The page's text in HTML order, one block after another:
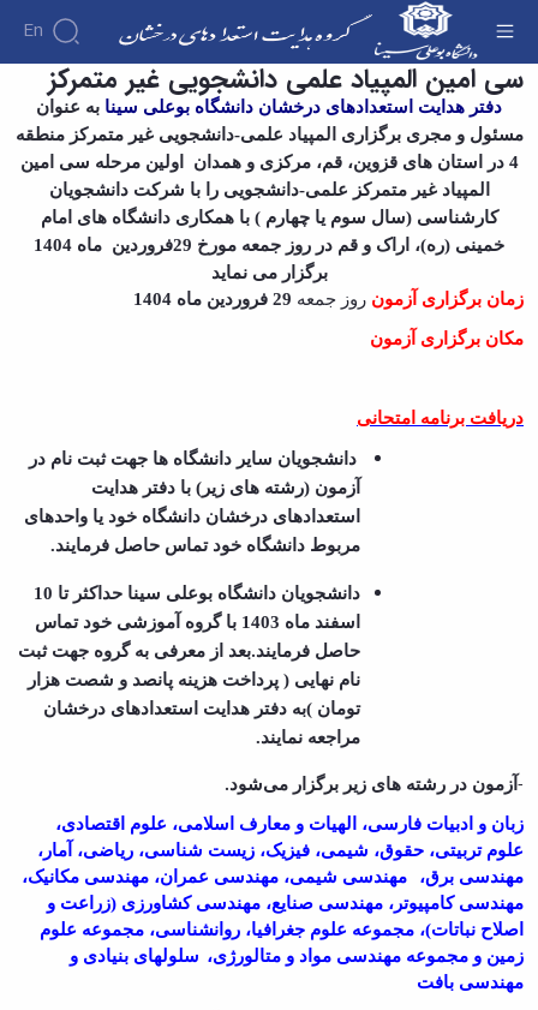
En
اهداف
وظایف
مدیریت
معرفی
دفتر
نشانی
نقشه
عضویت
آیین‌نامه‌ها
پذیرش
نخبگان
تماس
با ما
سی امین المپیاد علمی دانشجویی غیر متمرکز -
استعدادهای درخشان
سی امین المپیاد علمی دانشجویی غیر متمرکز
دفتر هدایت استعدادهای درخشان دانشگاه بوعلی سینا به عنوان
مسئول و مجری برگزاری المپیاد علمی-دانشجویی غیر متمرکز منطقه
4 در استان های قزوین، قم، مرکزی و همدان اولین مرحله سی امین
المپیاد غیر متمرکز علمی-دانشجویی را با شرکت دانشجویان
کارشناسی (سال سوم یا چهارم ) با همکاری دانشگاه های امام
خمینی (ره)، اراک و قم در روز جمعه مورخ 29فروردین ماه 1404
برگزار می نماید
زمان برگزاری آزمون روز جمعه
مکان برگزاری آزمون
دریافت برنامه امتحانی
دانشجویان سایر دانشگاه ها جهت ثبت نام در
آزمون (رشته های زیر) با دفتر هدایت
استعدادهای درخشان دانشگاه خود یا واحدهای
مربوط دانشگاه خود تماس حاصل فرمایند.
دانشجویان دانشگاه بوعلی سینا حداکثر تا 10
اسفند ماه 1403 با گروه آموزشی خود تماس
حاصل فرمایند.بعد از معرفی به گروه جهت ثبت
نام نهایی ( پرداخت هزینه پانصد و شصت هزار
تومان )به دفتر هدایت استعدادهای درخشان
مراجعه نمایند.
- آزمون در رشته های زیر برگزار می‌شود.
زبان و ادبیات فارسی، الهیات و معارف اسلامی، علوم اقتصادی،
علوم تربیتی، حقوق، شیمی، فیزیک، زیست شناسی، ریاضی، آمار،
مهندسی برق،
مهندسی شیمی، مهندسی عمران، مهندسی مکانیک،
مهندسی کامپیوتر، مهندسی صنایع، مهندسی کشاورزی (زراعت و
اصلاح نباتات)، مجموعه علوم جغرافیا، روانشناسی، مجموعه علوم
زمین و مجموعه مهندسی مواد و متالورژی، سلولهای بنیادی و
مهندسی بافت